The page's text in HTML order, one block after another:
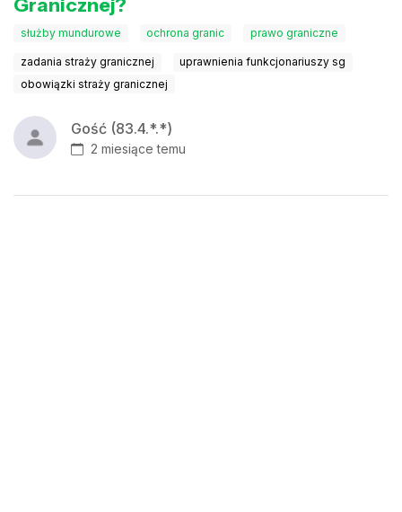
służby mundurowe ochrona granic prawo graniczne
zadania straży granicznej
uprawnienia funkcjonariuszy sg
obowiązki straży granicznej
Gość (83.4.*.*)
2 miesiące temu